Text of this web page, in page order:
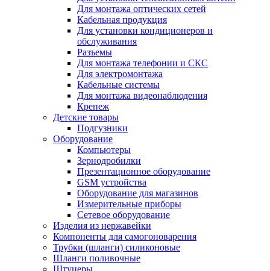
Для монтажа оптических сетей
Кабельная продукция
Для установки кондиционеров и
обслуживания
Разъемы
Для монтажа телефонии и СКС
Для электромонтажа
Кабельные системы
Для монтажа видеонаблюдения
Крепеж
Детские товары
Подгузники
Оборудование
Компьютеры
Зернодробилки
Презентационное оборудование
GSM устройства
Оборудование для магазинов
Измерительные приборы
Сетевое оборудование
Изделия из нержавейки
Компоненты для самогоноварения
Трубки (шланги) силиконовые
Шланги поливочные
Штуцеры